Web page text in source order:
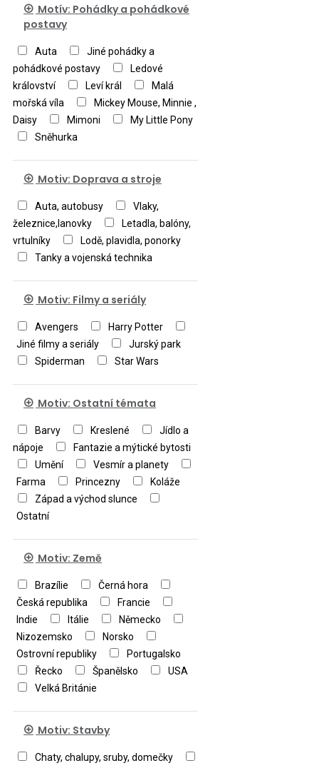
Motív: Pohádky a pohádkové
postavy
Auta
Jiné pohádky a
pohádkové postavy
Ledové
království
Leví král
Malá
mořská víla
Mickey Mouse, Minnie ,
Daisy
Mimoni
My Little Pony
Sněhurka
Motiv: Doprava a stroje
Auta, autobusy
Vlaky,
železnice,lanovky
Letadla, balóny,
vrtulníky
Lodě, plavidla, ponorky
Tanky a vojenská technika
Motiv: Filmy a seriály
Avengers
Harry Potter
Jiné filmy a seriály
Jurský park
Spiderman
Star Wars
Motiv: Ostatní témata
Barvy Kreslené
Jídlo a
nápoje
Fantazie a mýtické bytosti
Umění
Vesmír a planety
Farma
Princezny
Koláže
Západ a východ slunce
Ostatní
Motiv: Země
Brazílie
Černá hora
Česká republika
Francie
Indie
Itálie
Německo
Nizozemsko
Norsko
Ostrovní republiky
Portugalsko
Řecko
Španělsko
USA
Velká Británie
Motiv: Stavby
Chaty, chalupy, sruby, domečky